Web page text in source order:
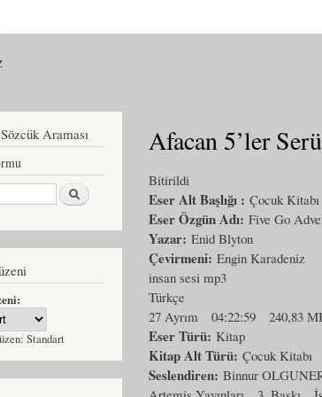
Araması
Standart
Afacan 5’ler
Bitirildi
Eser Alt Başlığı : Çocuk Kitabı
Eser Özgün Adı: Five Go
Yazar: Enid Blyton
Çevirmeni: Engin Karadeniz
insan sesi mp3
Türkçe
27 Ayrım
04:22:59 240,83
Eser Türü: Kitap
Kitap Alt Türü: Çocuk Kitabı
Seslendiren: Binnur